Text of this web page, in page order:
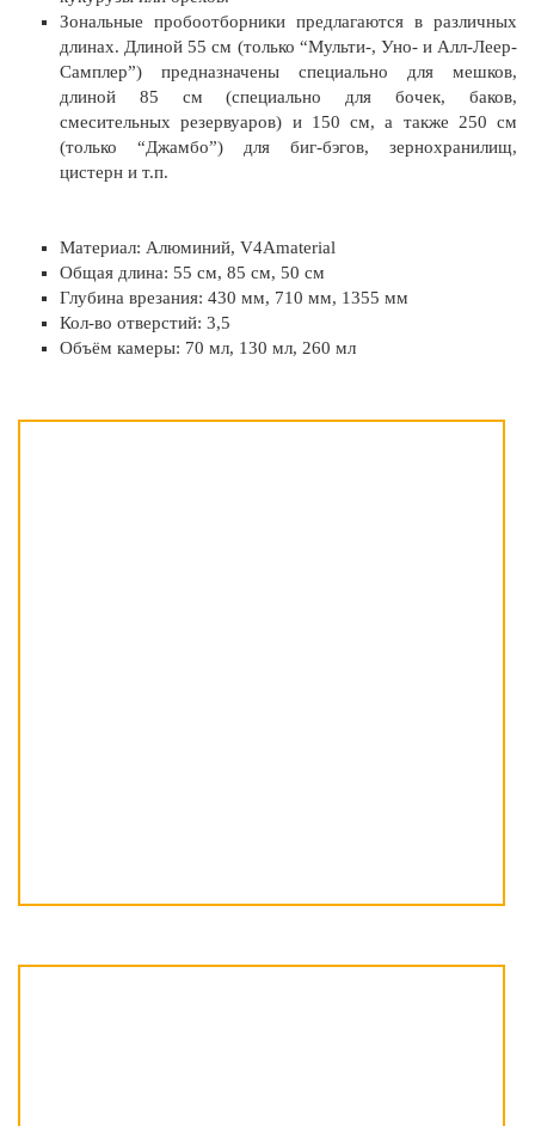
Зональные пробоотборники предлагаются в различных
длинах. Длиной 55 см (только “Мульти-, Уно- и Алл-Леер-
Самплер”) предназначены специально для мешков,
длиной 85 см (специально для бочек, баков,
смесительных резервуаров) и 150 см, а также 250 см
(только “Джамбо”) для биг-бэгов, зернохранилищ,
цистерн и т.п.
Материал: Алюминий, V4Amaterial
Общая длина: 55 см, 85 см, 50 см
Глубина врезания: 430 мм, 710 мм, 1355 мм
Кол-во отверстий: 3,5
Объём камеры: 70 мл, 130 мл, 260 мл